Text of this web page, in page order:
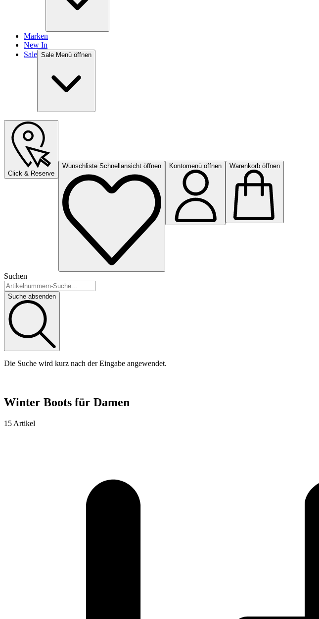
Marken
New In
Sale Sale Menü öffnen
Click & Reserve
Wunschliste Schnellansicht öffnen Kontomenü öffnen Warenkorb öffnen
Suchen
Suche absenden
Die Suche wird kurz nach der Eingabe angewendet.
Winter Boots für Damen
15 Artikel